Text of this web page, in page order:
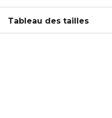
Tableau des tailles